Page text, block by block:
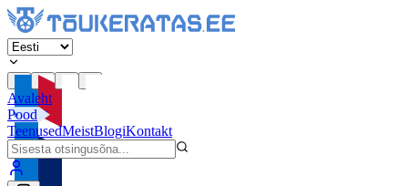
Avaleht
Pood
TeenusedMeistBlogiKontakt